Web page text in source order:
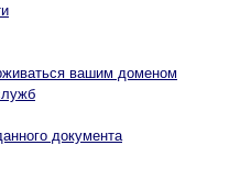
вашим доменом
документа